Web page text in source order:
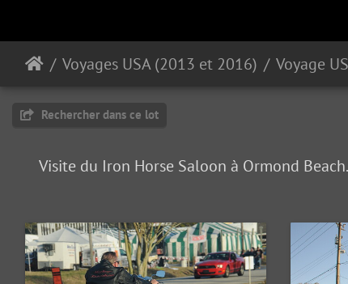
Voyages USA (2013 et 2016)
Rechercher dans ce lot
Visite du Iron Horse Saloon à Ormond